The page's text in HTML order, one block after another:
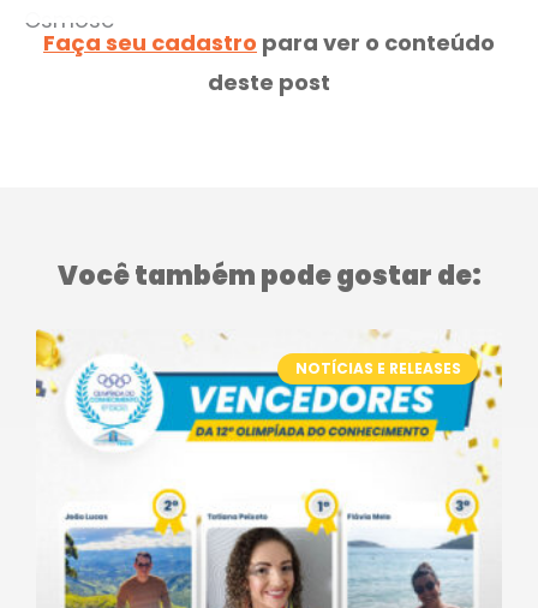
Osmose
Faça seu cadastro para ver o conteúdo
deste post
Você também pode gostar de:
NOTÍCIAS E RELEASES